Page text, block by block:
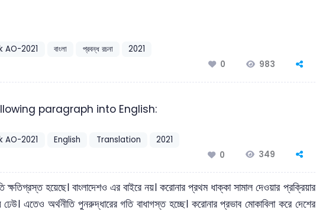
AO-2021 বাংলা প্রবন্ধ রচনা
2021
0
983
paragraph into English:
AO-2021 English Translation
2021
0
349
ক্ষতিগ্রস্ত হয়েছে। বাংলাদেশও এর বাইরে নয়। করোনার প্রথম ধাক্কা সামাল দেওয়ার প্রক্রিয়ার
এতেও অর্থনীতি পুনরুদ্ধারের গতি বাধাগস্ত হচ্ছে। করোনার প্রভাব মোকাবিলা করে দেশের